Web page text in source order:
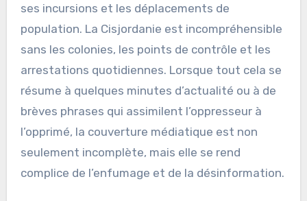
ses incursions et les déplacements de
population. La Cisjordanie est incompréhensible
sans les colonies, les points de contrôle et les
arrestations quotidiennes. Lorsque tout cela se
résume à quelques minutes d’actualité ou à de
brèves phrases qui assimilent l’oppresseur à
l’opprimé, la couverture médiatique est non
seulement incomplète, mais elle se rend
complice de l’enfumage et de la désinformation.